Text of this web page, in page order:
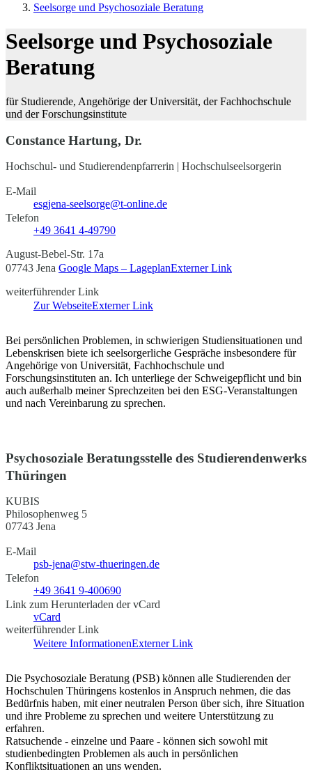
Seelsorge und Psychosoziale Beratung
Seelsorge und Psychosoziale
Beratung
für Studierende, Angehörige der Universität, der Fachhochschule
und der Forschungsinstitute
Constance Hartung, Dr.
Hochschul- und Studierendenpfarrerin | Hochschulseelsorgerin
E-Mail
esgjena-seelsorge@t-online.de
Telefon
+49 3641 4-49790
August-Bebel-Str. 17a
07743 Jena Google Maps – LageplanExterner Link
weiterführender Link
Zur WebseiteExterner Link
Bei persönlichen Problemen, in schwierigen Studiensituationen und
Lebenskrisen biete ich seelsorgerliche Gespräche insbesondere für
Angehörige von Universität, Fachhochschule und
Forschungsinstituten an. Ich unterliege der Schweigepflicht und bin
auch außerhalb meiner Sprechzeiten bei den ESG-Veranstaltungen
und nach Vereinbarung zu sprechen.
Psychosoziale Beratungsstelle des Studierendenwerks
Thüringen
KUBIS
Philosophenweg 5
07743 Jena
E-Mail
psb-jena@stw-thueringen.de
Telefon
+49 3641 9-400690
Link zum Herunterladen der vCard
vCard
weiterführender Link
Weitere InformationenExterner Link
Die Psychosoziale Beratung (PSB) können alle Studierenden der
Hochschulen Thüringens kostenlos in Anspruch nehmen, die das
Bedürfnis haben, mit einer neutralen Person über sich, ihre Situation
und ihre Probleme zu sprechen und weitere Unterstützung zu
erfahren.
Ratsuchende - einzelne und Paare - können sich sowohl mit
studienbedingten Problemen als auch in persönlichen
Konfliktsituationen an uns wenden.